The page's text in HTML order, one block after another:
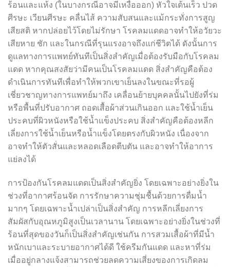
ร้อนและแห้ง (ในบางกรณีอาจมีเหงื่อออก) หัวใจเต้นเร็ว ปวด
ศีรษะ เวียนศีรษะ คลื่นไส้ ความสับสนและแม้กระทั่งการสูญ
เสียสติ หากปล่อยไว้โดยไม่รักษา โรคลมแดดอาจทำให้อวัยวะ
เสียหาย ชัก และในกรณีที่รุนแรงอาจถึงแก่ชีวิตได้ ดังนั้นการ
ดูแลทางการแพทย์ทันทีเป็นสิ่งสำคัญเมื่อต้องรับมือกับโรคลม
แดด หากคุณสงสัยว่ามีคนเป็นโรคลมแดด สิ่งสำคัญคือต้อง
ดำเนินการทันทีเพื่อทำให้พวกเขาเย็นลงในขณะที่รอผู้
เชี่ยวชาญทางการแพทย์มาถึง เคลื่อนย้ายบุคคลนั้นไปยังที่ร่ม
หรือพื้นที่ปรับอากาศ ถอดเสื้อผ้าส่วนเกินออก และใช้น้ำเย็น
ประคบที่ผิวหนังหรือใช้น้ำแข็งประคบ สิ่งสำคัญคือต้องหลีก
เลี่ยงการใช้น้ำเย็นหรือน้ำแข็งโดยตรงกับผิวหนัง เนื่องจาก
อาจทำให้ตัวสั่นและหลอดเลือดตีบตัน และอาจทำให้อาการ
แย่ลงได้
การป้องกันโรคลมแดดเป็นสิ่งสำคัญยิ่ง โดยเฉพาะอย่างยิ่งใน
ช่วงที่อากาศร้อนจัด การรักษาความชุ่มชื้นด้วยการดื่มน้ำ
มากๆ โดยเฉพาะน้ำเปล่าเป็นสิ่งสำคัญ การหลีกเลี่ยงการ
สัมผัสกับอุณหภูมิสูงเป็นเวลานาน โดยเฉพาะอย่างยิ่งในช่วงที่
ร้อนที่สุดของวันก็เป็นสิ่งสำคัญเช่นกัน การสวมเสื้อผ้าที่มีน้ำ
หนักเบาและระบายอากาศได้ดี ใช้ครีมกันแดด และหาที่ร่ม
เมื่ออยู่กลางแจ้งสามารถช่วยลดความเสี่ยงของการเกิดลม